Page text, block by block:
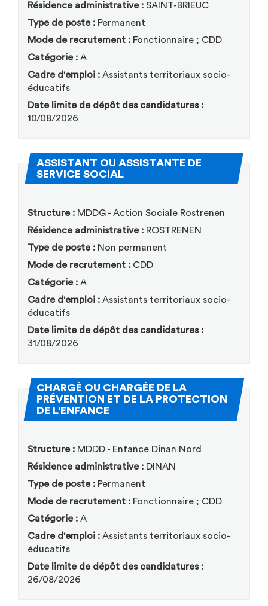
Résidence administrative : SAINT-BRIEUC
Type de poste : Permanent
Mode de recrutement : Fonctionnaire ; CDD
Catégorie : A
Cadre d'emploi : Assistants territoriaux socio-
éducatifs
Date limite de dépôt des candidatures :
10/08/2026
ASSISTANT OU ASSISTANTE DE
SERVICE SOCIAL
Structure : MDDG - Action Sociale Rostrenen
Résidence administrative : ROSTRENEN
Type de poste : Non permanent
Mode de recrutement : CDD
Catégorie : A
Cadre d'emploi : Assistants territoriaux socio-
éducatifs
Date limite de dépôt des candidatures :
31/08/2026
CHARGÉ OU CHARGÉE DE LA
PRÉVENTION ET DE LA PROTECTION
DE L'ENFANCE
Structure : MDDD - Enfance Dinan Nord
Résidence administrative : DINAN
Type de poste : Permanent
Mode de recrutement : Fonctionnaire ; CDD
Catégorie : A
Cadre d'emploi : Assistants territoriaux socio-
éducatifs
Date limite de dépôt des candidatures :
26/08/2026